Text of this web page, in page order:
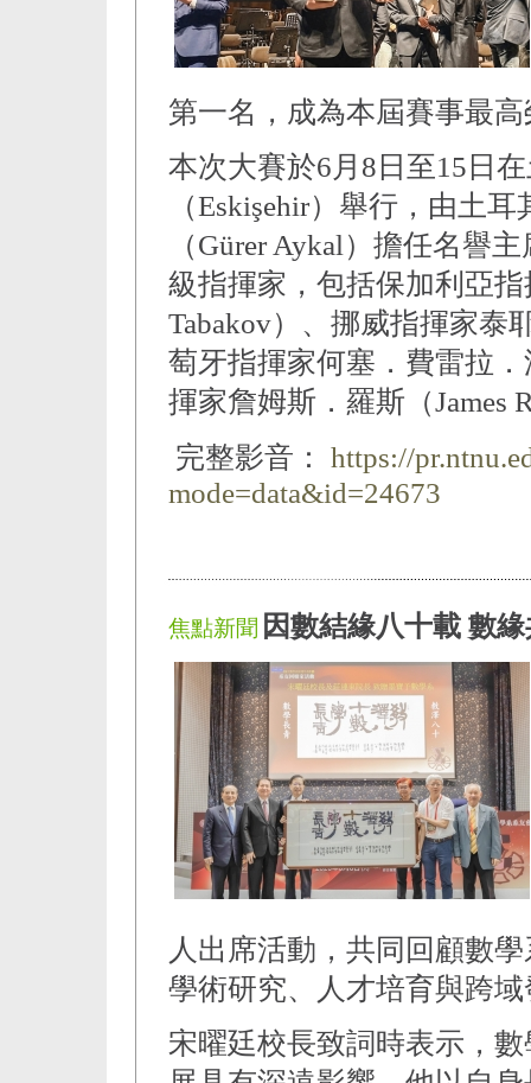
第一名，成為本屆賽事最
本次大賽於6月8日至15日
（Eskişehir）舉行，由土
（Gürer Aykal）擔任名譽
級指揮家，包括保加利亞
Tabakov）、挪威指揮家泰
萄牙指揮家何塞．費雷拉．
揮家詹姆斯．羅斯（James
完整影音：
https://
mode=data&id=24673
焦點新聞 因數結緣八十載 數
人出席活動，共同回顧數
學術研究、人才培育與跨
宋曜廷校長致詞時表示，